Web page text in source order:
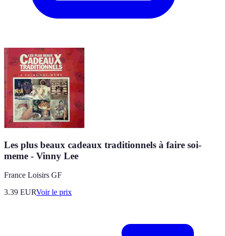
Les plus beaux cadeaux traditionnels à faire soi-
meme - Vinny Lee
France Loisirs GF
3.39 EURVoir le prix